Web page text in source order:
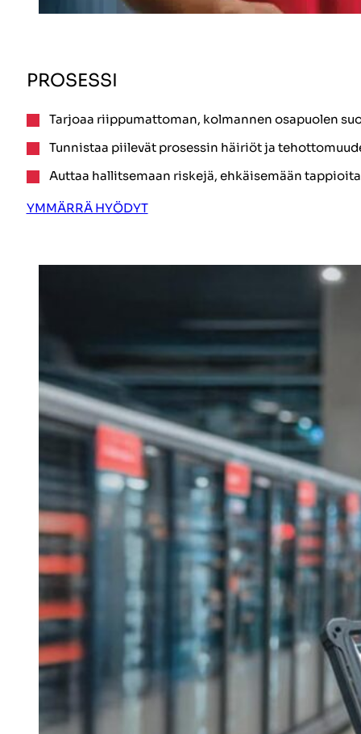
PROSESSI
Tarjoaa riippumattoman, kolmannen osapuolen
Tunnistaa piilevät prosessin häiriöt ja
Auttaa hallitsemaan riskejä, ehkäisemään
YMMÄRRÄ HYÖDYT